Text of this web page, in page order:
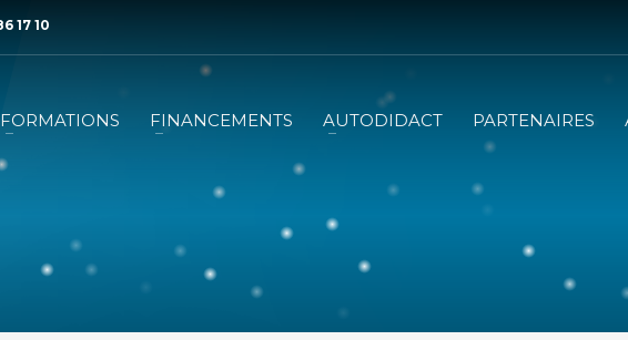
17 10
FORMATIONS FINANCEMENTS AUTODIDACT PARTENAIRES